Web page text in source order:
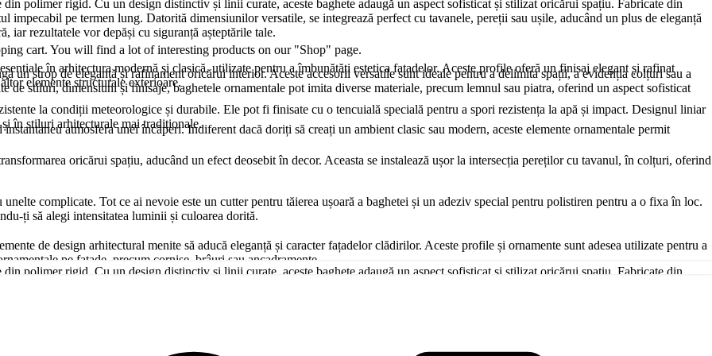
din polimer rigid. Cu un design distinctiv și linii curate, aceste baghete adaugă un aspect sofisticat și stilizat oricărui spațiu. Fabricate din
impecabil pe termen lung. Datorită dimensiunilor versatile, se integrează perfect cu tavanele, pereții sau ușile, aducând un plus de eleganță
iar rezultatele vor depăși cu siguranță așteptările tale.
oricărui spațiu, aducând un efect deosebit în decor. Aceasta se instalează ușor la intersecția pereților cu tavanul, în colțuri, oferind
complicate. Tot ce ai nevoie este un cutter pentru tăierea ușoară a baghetei și un adeziv special pentru polistiren pentru a o fixa în loc.
ți să alegi intensitatea luminii și culoarea dorită.
în arhitectura modernă și clasică, utilizate pentru a îmbunătăți estetica fațadelor. Aceste profile oferă un finisaj elegant și rafinat
elemente structurale exterioare.
la condiții meteorologice și durabile. Ele pot fi finisate cu o tencuială specială pentru a spori rezistența la apă și impact. Designul liniar
în stiluri arhitecturale mai tradiționale.
de design arhitectural menite să aducă eleganță și caracter fațadelor clădirilor. Aceste profile și ornamente sunt adesea utilizate pentru a
pe fațade, precum cornișe, brâuri sau ancadramente.
un strop de eleganță și rafinament oricărui interior. Aceste accesorii versatile sunt ideale pentru a delimita spații, a evidenția colțuri sau a
de stiluri, dimensiuni și finisaje, baghetele ornamentale pot imita diverse materiale, precum lemnul sau piatra, oferind un aspect sofisticat
atmosfera unei încăperi. Indiferent dacă doriți să creați un ambient clasic sau modern, aceste elemente ornamentale permit
polimer rigid. Cu un design distinctiv și linii curate, aceste baghete adaugă un aspect sofisticat și stilizat oricărui spațiu. Fabricate din
cart. You will find a lot of interesting products on our "Shop" page.